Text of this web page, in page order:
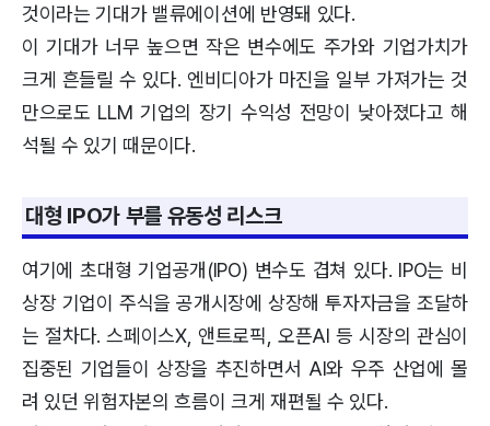
것이라는 기대가 밸류에이션에 반영돼 있다.
이 기대가 너무 높으면 작은 변수에도 주가와 기업가치가
크게 흔들릴 수 있다. 엔비디아가 마진을 일부 가져가는 것
만으로도 LLM 기업의 장기 수익성 전망이 낮아졌다고 해
석될 수 있기 때문이다.
대형 IPO가 부를 유동성 리스크
여기에 초대형 기업공개(IPO) 변수도 겹쳐 있다. IPO는 비
상장 기업이 주식을 공개시장에 상장해 투자자금을 조달하
는 절차다. 스페이스X, 앤트로픽, 오픈AI 등 시장의 관심이
집중된 기업들이 상장을 추진하면서 AI와 우주 산업에 몰
려 있던 위험자본의 흐름이 크게 재편될 수 있다.